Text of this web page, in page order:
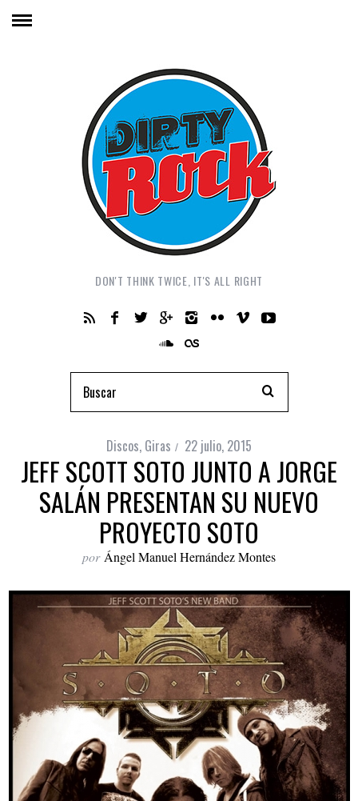
DON'T THINK TWICE, IT'S ALL RIGHT
Discos, Giras 22 julio, 2015
JEFF SCOTT SOTO JUNTO A JORGE
SALÁN PRESENTAN SU NUEVO
PROYECTO SOTO
por Ángel Manuel Hernández Montes